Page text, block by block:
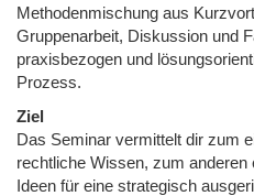
Methodenmischung aus
Gruppenarbeit, Diskussion und
praxisbezogen und
Prozess.
Ziel
Das Seminar vermittelt dir zum
rechtliche Wissen, zum
Ideen für eine strategisch